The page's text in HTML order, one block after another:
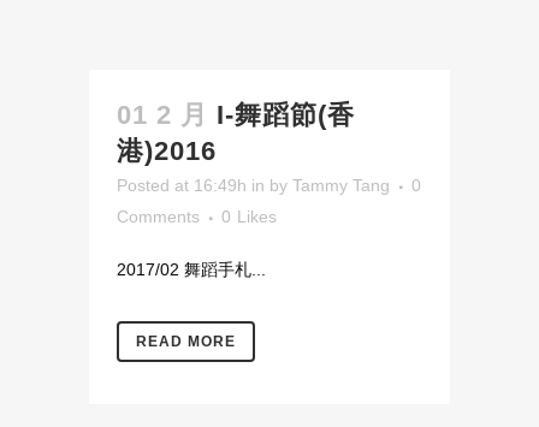
01 2 月 I-舞蹈節(香
港)2016
Posted at 16:49h in by Tammy Tang
0
Comments
0 Likes
2017/02 舞蹈手札...
READ MORE